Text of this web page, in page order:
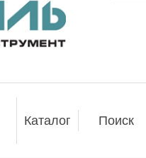
Каталог Поиск